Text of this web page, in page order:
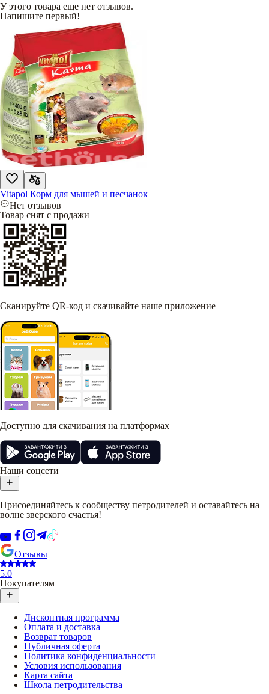
У этого товара еще нет отзывов.
Напишите первый!
Vitapol Корм для мышей и песчанок
Нет отзывов
Товар снят с продажи
Сканируйте QR-код и скачивайте наше приложение
Доступно для скачивания на платформах
Наши соцсети
Присоединяйтесь к сообществу петродителей и оставайтесь на
волне зверского счастья!
Отзывы
5.0
Покупателям
Дисконтная программа
Оплата и доставка
Возврат товаров
Публичная оферта
Политика конфиденциальности
Условия использования
Карта сайта
Школа петродительства